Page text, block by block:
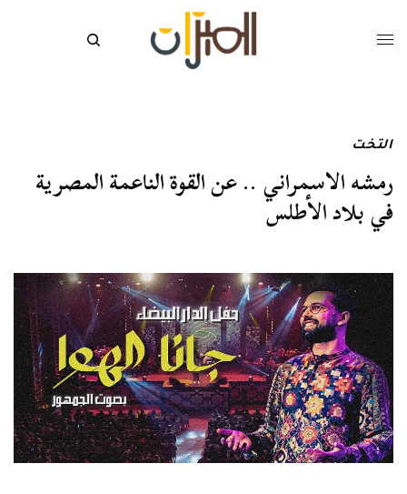
التخت
رمشه الاسمراني .. عن القوة الناعمة المصرية
في بلاد الأطلس